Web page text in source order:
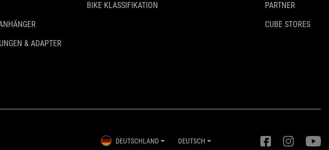
& ADAPTER
BIKE KLASSIFIKATION
PARTNER
CUBE STORES
DEUTSCHLAND DEUTSCH